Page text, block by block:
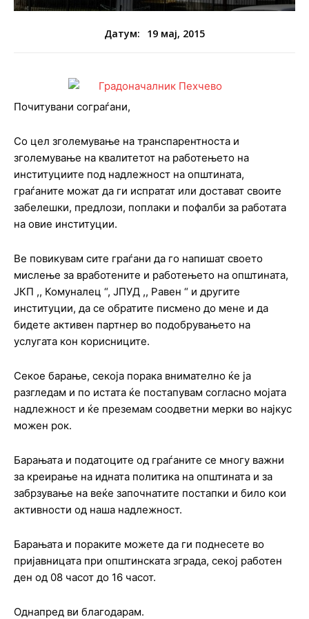
Датум: 19 мај, 2015
Почитувани сограѓани,
Со цел зголемување на транспарентноста и
зголемување на квалитетот на работењето на
институциите под надлежност на општината,
граѓаните можат да ги испратат или достават своите
забелешки, предлози, поплаки и пофалби за работата
на овие институции.
Ве повикувам сите граѓани да го напишат своето
мислење за вработените и работењето на општината,
ЈКП ,, Комуналец “, ЈПУД ,, Равен “ и другите
институции, да се обратите писмено до мене и да
бидете активен партнер во подобрувањето на
услугата кон корисниците.
Секое барање, секоја порака внимателно ќе ја
разгледам и по истата ќе постапувам согласно мојата
надлежност и ќе преземам соодветни мерки во најкус
можен рок.
Барањата и податоците од граѓаните се многу важни
за креирање на идната политика на општината и за
забрзување на веќе започнатите постапки и било кои
активности од наша надлежност.
Барањата и пораките можете да ги поднесете во
пријавницата при општинската зграда, секој работен
ден од 08 часот до 16 часот.
Однапред ви благодарам.